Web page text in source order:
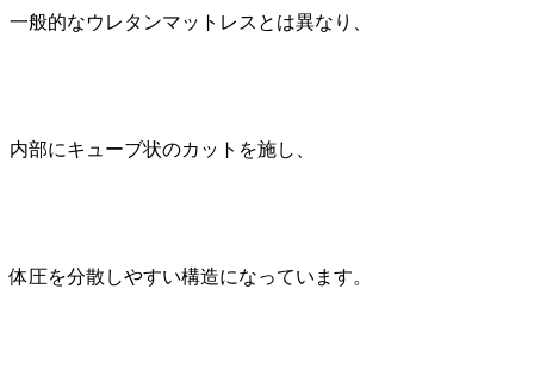
一般的なウレタンマットレスとは異なり、
内部にキューブ状のカットを施し、
体圧を分散しやすい構造になっています。